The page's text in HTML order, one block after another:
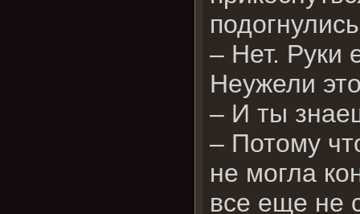
– Нет. Руки
Неужели
– И ты
– Потому
не могла
все еще не